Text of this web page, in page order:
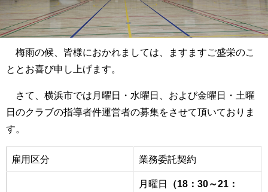
梅雨の候、皆様におかれましては、ますますご盛栄のこ
ととお喜び申し上げます。
さて、横浜市では月曜日・水曜日、および金曜日・土曜
日のクラブの指導者件運営者の募集をさせて頂いておりま
す。
雇用区分 業務委託契約
月曜日
（18：30～21：